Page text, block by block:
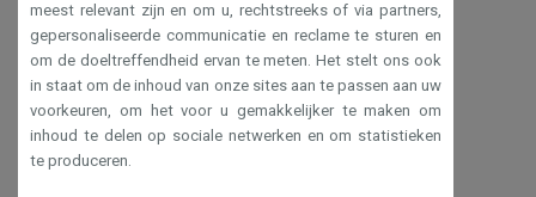
meest relevant zijn en om u, rechtstreeks of via partners,
gepersonaliseerde communicatie en reclame te sturen en
om de doeltreffendheid ervan te meten. Het stelt ons ook
in staat om de inhoud van onze sites aan te passen aan uw
voorkeuren, om het voor u gemakkelijker te maken om
inhoud te delen op sociale netwerken en om statistieken
te produceren.